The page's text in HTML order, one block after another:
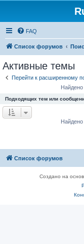
FAQ
Список форумов
Активные темы
Перейти к расширенному
Найдено
Подходящих тем или
Найдено
Список форумов
Создано на